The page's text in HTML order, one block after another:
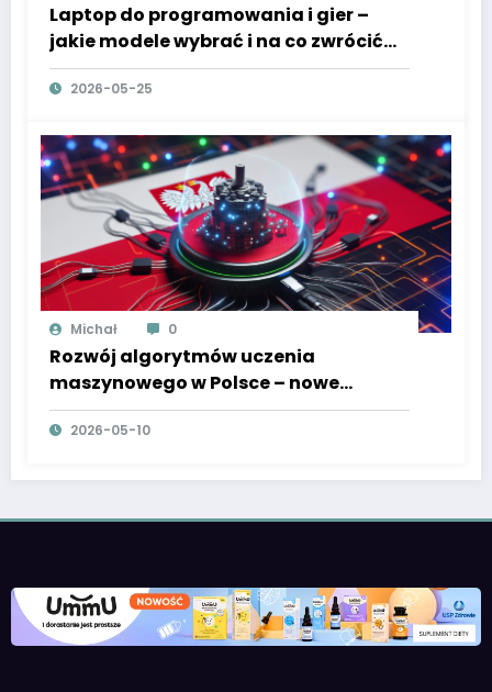
Laptop do programowania i gier –
jakie modele wybrać i na co zwrócić
uwagę
2026-05-25
Michał 0
Rozwój algorytmów uczenia
maszynowego w Polsce – nowe
podejścia i przełomowe osiągnięcia
2026-05-10